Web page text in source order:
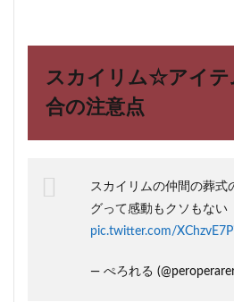
スカイリム☆アイテ
合の注意点
スカイリムの仲間の葬式
グって感動もクソもない
pic.twitter.com/
— ぺろれる